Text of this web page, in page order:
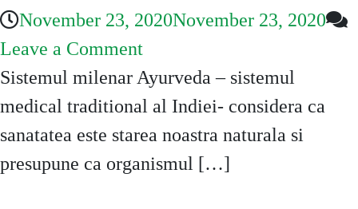
November 23, 2020November 23, 2020
Leave a Commenton
Terapii
Ayurvedice
Sistemul milenar Ayurveda – sistemul
medical traditional al Indiei- considera ca
sanatatea este starea noastra naturala si
presupune ca organismul […]